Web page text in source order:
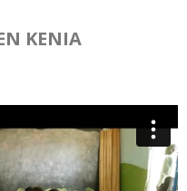
KENIA